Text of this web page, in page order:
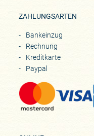
ZAHLUNGSARTEN
Bankeinzug
Rechnung
Kreditkarte
Paypal